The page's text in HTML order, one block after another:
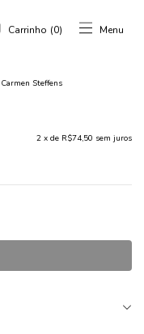
Menu
Carrinho (0)
Steffens
2 x de R$74,50 sem juros